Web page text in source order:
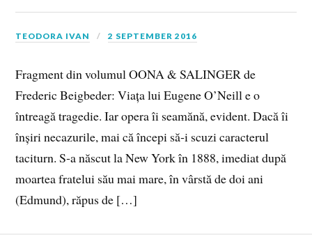
TEODORA IVAN 2 SEPTEMBER 2016
Fragment din volumul OONA & SALINGER de
Frederic Beigbeder: Viața lui Eugene O’Neill e o
întreagă tragedie. Iar opera îi seamănă, evident. Dacă îi
înșiri necazurile, mai că începi să‑i scuzi caracterul
taciturn. S‑a născut la New York în 1888, imediat după
moartea fratelui său mai mare, în vârstă de doi ani
(Edmund), răpus de […]